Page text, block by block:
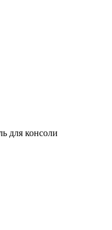
для консоли